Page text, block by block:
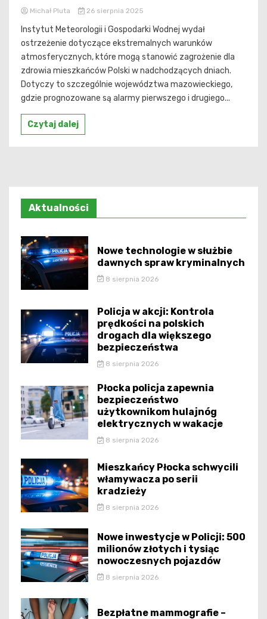
Michał Pluta 26 sierpnia 2025
Instytut Meteorologii i Gospodarki Wodnej wydał
ostrzeżenie dotyczące ekstremalnych warunków
atmosferycznych, które mogą stanowić zagrożenie dla
zdrowia mieszkańców Polski w nadchodzących dniach.
Dotyczy to szczególnie województwa mazowieckiego,
gdzie prognozowane są alarmy pierwszego i drugiego...
Czytaj dalej
Aktualności
Nowe technologie w służbie
dawnych spraw kryminalnych
8 sierpnia 2026
Policja w akcji: Kontrola
prędkości na polskich
drogach dla większego
bezpieczeństwa
8 sierpnia 2026
Płocka policja zapewnia
bezpieczeństwo
użytkownikom hulajnóg
elektrycznych w wakacje
8 sierpnia 2026
Mieszkańcy Płocka schwycili
włamywacza po serii
kradzieży
8 sierpnia 2026
Nowe inwestycje w Policji: 500
milionów złotych i tysiąc
nowoczesnych pojazdów
8 sierpnia 2026
Bezpłatne mammografie –